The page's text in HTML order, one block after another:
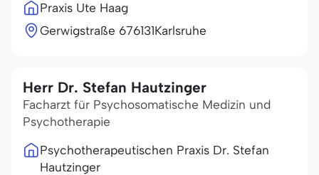
Praxis Ute Haag
Gerwigstraße 676131Karlsruhe
Herr Dr. Stefan Hautzinger
Facharzt für Psychosomatische Medizin und
Psychotherapie
Psychotherapeutischen Praxis Dr. Stefan
Hautzinger